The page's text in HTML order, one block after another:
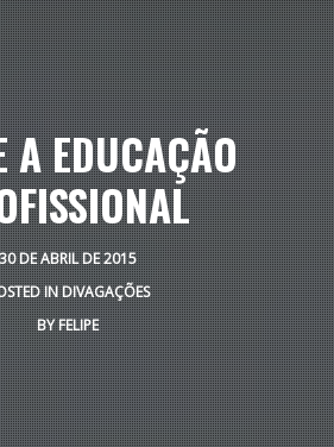
A EDUCAÇÃO
30 DE ABRIL DE 2015
INDIVAGAÇÕES
BYFELIPE